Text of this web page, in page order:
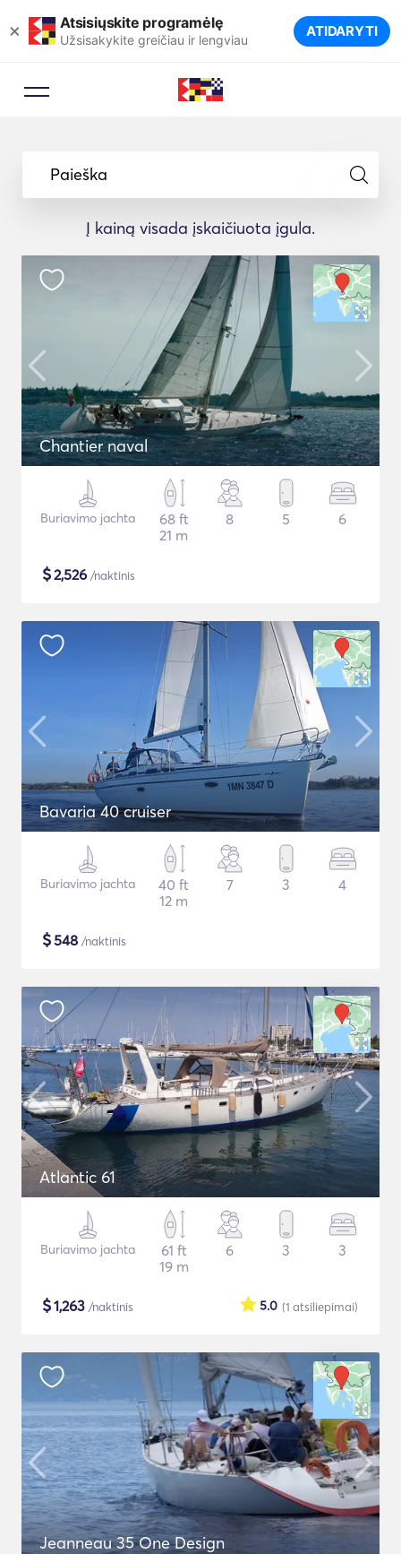
× Atsisiųskite programėlę
Užsisakykite greičiau ir lengviau ATIDARYTI
Paieška
Į kainą visada įskaičiuota įgula.
Chantier naval
Buriavimo jachta
68 ft
21 m
8 5 6
$2,526 /naktinis
Bavaria 40 cruiser
Buriavimo jachta
40 ft
12 m
7 3 4
$548 /naktinis
Atlantic 61
Buriavimo jachta
61 ft
19 m
6 3 3
$1,263 /naktinis (1 atsiliepimai)
5.0
Jeanneau 35 One Design